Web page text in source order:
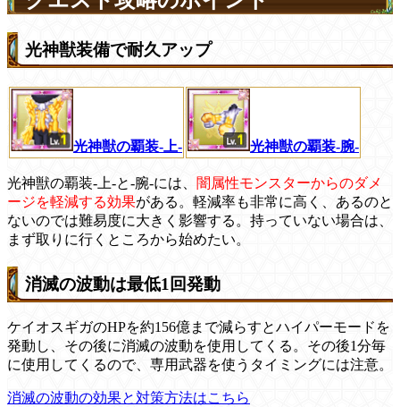
光神獣装備で耐久アップ
光神獣の覇装-上- 光神獣の覇装-腕-
光神獣の覇装-上-と-腕-には、 闇属性モンスターからのダメ
ージを軽減する効果がある。軽減率も非常に高く、あるのと
ないのでは難易度に大きく影響する。持っていない場合は、
まず取りに行くところから始めたい。
消滅の波動は最低1回発動
ケイオスギガのHPを約156億まで減らすとハイパーモードを
発動し、その後に消滅の波動を使用してくる。その後1分毎
に使用してくるので、専用武器を使うタイミングには注意。
消滅の波動の効果と対策方法はこちら